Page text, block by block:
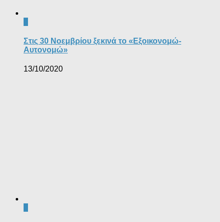
Στις 30 Νοεμβρίου ξεκινά το «Εξοικονομώ-
Αυτονομώ»
13/10/2020